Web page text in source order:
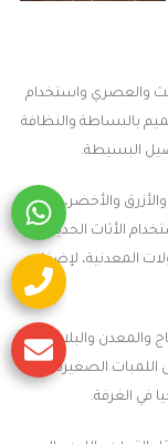
الحديث والعصري واستخدام
بالبساطة والنظافة
البسيطة.
والأخضر، والتي
الأثاث الحديث،
المعدنية، لإضفاء
والمعدن والبلاستيك،
اللمبات الصغيرة
في الغرفة.